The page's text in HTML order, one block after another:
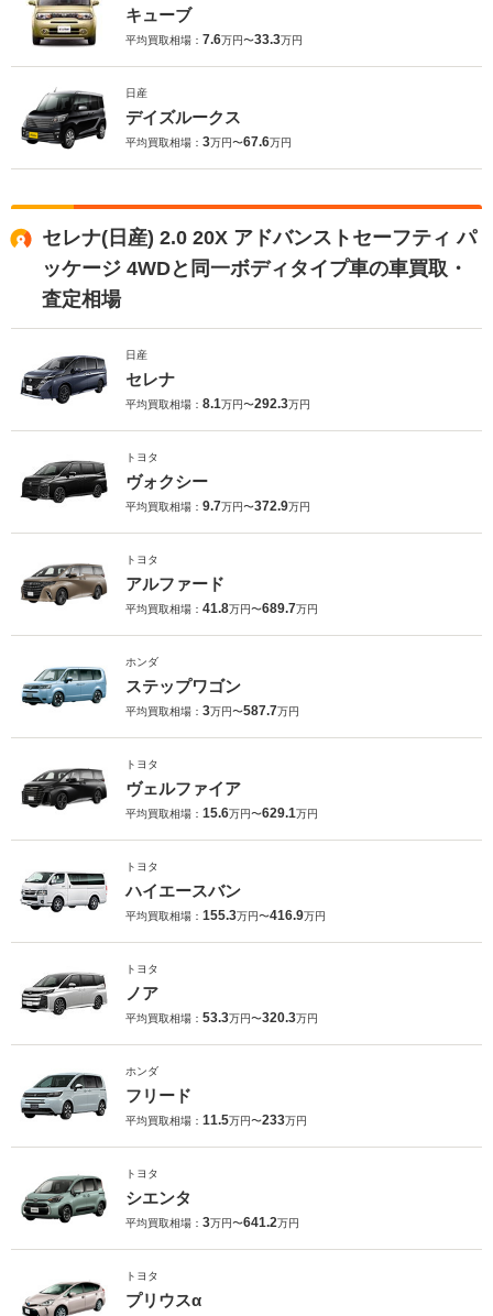
キューブ
平均買取相場： 7.6万円〜33.3万円
日産
デイズルークス
平均買取相場： 3万円〜67.6万円
セレナ(日産) 2.0 20X アドバンストセーフティ パ
ッケージ 4WDと同一ボディタイプ車の車買取・
査定相場
日産
セレナ
平均買取相場： 8.1万円〜292.3万円
トヨタ
ヴォクシー
平均買取相場： 9.7万円〜372.9万円
トヨタ
アルファード
平均買取相場： 41.8万円〜689.7万円
ホンダ
ステップワゴン
平均買取相場： 3万円〜587.7万円
トヨタ
ヴェルファイア
平均買取相場： 15.6万円〜629.1万円
トヨタ
ハイエースバン
平均買取相場： 155.3万円〜416.9万円
トヨタ
ノア
平均買取相場： 53.3万円〜320.3万円
ホンダ
フリード
平均買取相場： 11.5万円〜233万円
トヨタ
シエンタ
平均買取相場： 3万円〜641.2万円
トヨタ
プリウスα